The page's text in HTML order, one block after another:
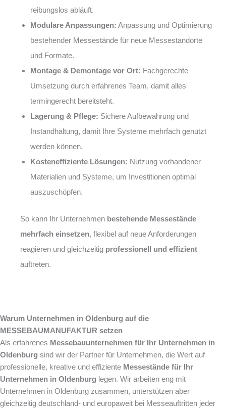
reibungslos abläuft.
Modulare Anpassungen: Anpassung und Optimierung
bestehender Messestände für neue Messestandorte
und Formate.
Montage & Demontage vor Ort: Fachgerechte
Umsetzung durch erfahrenes Team, damit alles
termingerecht bereitsteht.
Lagerung & Pflege: Sichere Aufbewahrung und
Instandhaltung, damit Ihre Systeme mehrfach genutzt
werden können.
Kosteneffiziente Lösungen: Nutzung vorhandener
Materialien und Systeme, um Investitionen optimal
auszuschöpfen.
So kann Ihr Unternehmen bestehende Messestände
mehrfach einsetzen, flexibel auf neue Anforderungen
reagieren und gleichzeitig professionell und effizient
auftreten.
Warum Unternehmen in Oldenburg auf die
MESSEBAUMANUFAKTUR setzen
Als erfahrenes Messebauunternehmen für Ihr Unternehmen in
Oldenburg sind wir der Partner für Unternehmen, die Wert auf
professionelle, kreative und effiziente Messestände für Ihr
Unternehmen in Oldenburg legen. Wir arbeiten eng mit
Unternehmen in Oldenburg zusammen, unterstützen aber
gleichzeitig deutschland- und europaweit bei Messeauftritten jeder